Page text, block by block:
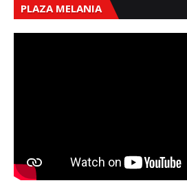
PLAZA MELANIA